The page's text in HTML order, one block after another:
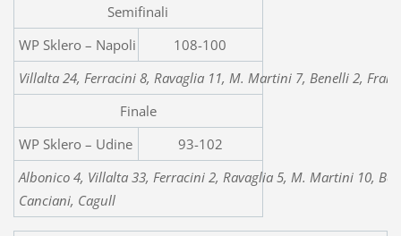
Semifinali
WP Sklero – Napoli
108-100
Villalta 24, Ferracini 8, Ravaglia 11, M. Martini 7, Benelli 2,
Finale
WP Sklero – Udine
93-102
Albonico 4, Villalta 33, Ferracini 2, Ravaglia 5, M. Martini 10,
Canciani, Cagull